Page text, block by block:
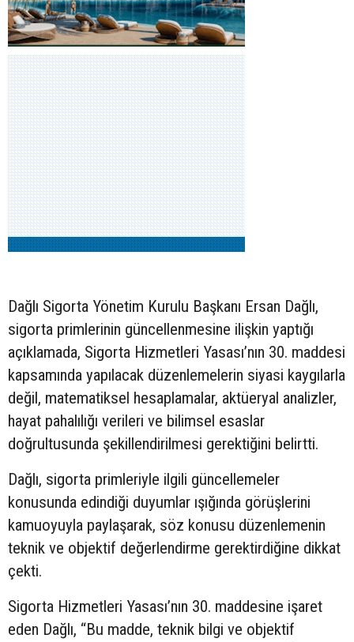
Dağlı Sigorta Yönetim Kurulu Başkanı Ersan Dağlı,
sigorta primlerinin güncellenmesine ilişkin yaptığı
açıklamada, Sigorta Hizmetleri Yasası’nın 30. maddesi
kapsamında yapılacak düzenlemelerin siyasi kaygılarla
değil, matematiksel hesaplamalar, aktüeryal analizler,
hayat pahalılığı verileri ve bilimsel esaslar
doğrultusunda şekillendirilmesi gerektiğini belirtti.
Dağlı, sigorta primleriyle ilgili güncellemeler
konusunda edindiği duyumlar ışığında görüşlerini
kamuoyuyla paylaşarak, söz konusu düzenlemenin
teknik ve objektif değerlendirme gerektirdiğine dikkat
çekti.
Sigorta Hizmetleri Yasası’nın 30. maddesine işaret
eden Dağlı, “Bu madde, teknik bilgi ve objektif